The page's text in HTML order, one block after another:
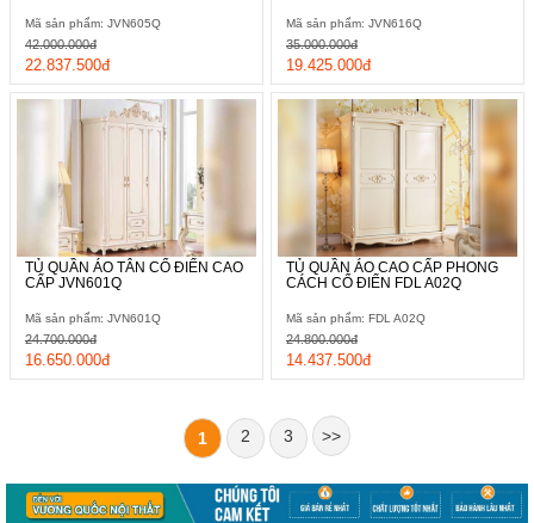
Mã sản phẩm: JVN605Q
22.837.500đ
42.000.000đ
Mã sản phẩm: JVN616Q
19.425.000đ
35.000.000đ
TỦ QUẦN ÁO TÂN CỔ ĐIỂN CAO
CẤP JVN601Q
Mã sản phẩm: JVN601Q
16.650.000đ
24.700.000đ
TỦ QUẦN ÁO CAO CẤP PHONG
CÁCH CỔ ĐIỂN FDL A02Q
Mã sản phẩm: FDL A02Q
14.437.500đ
24.800.000đ
1 2 3 >>